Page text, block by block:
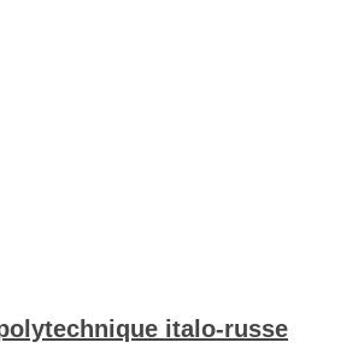
italo-russe